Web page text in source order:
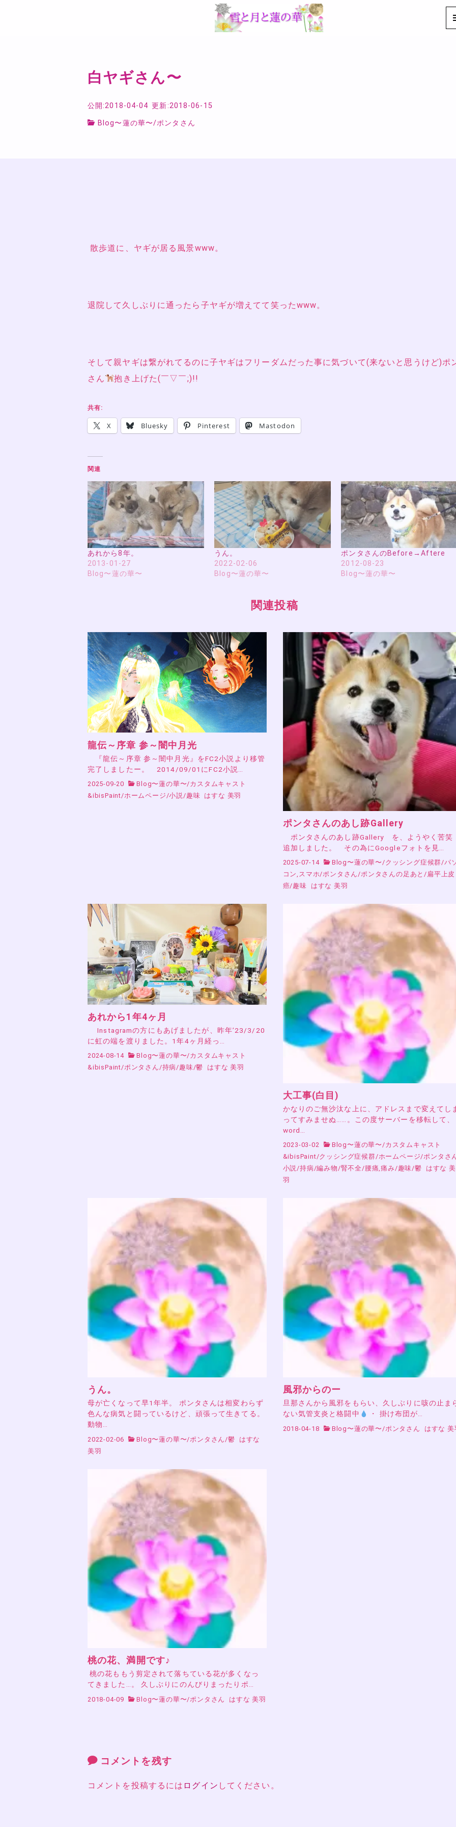
白ヤギさん〜
公開:2018-04-04 更新:2018-06-15
Blog〜蓮の華〜/ポンタさん
散歩道に、ヤギが居る風景www。
退院して久しぶりに通ったら子ヤギが増えてて笑ったwww。
そして親ヤギは繋がれてるのに子ヤギはフリーダムだった事に気づいて(来ないと思うけど)ポ
さん
抱き上げた(￣▽￣;)!!
共有:
X Bluesky Pinterest Mastodon
関連
あれから8年。
2013-01-27
Blog〜蓮の華〜
うん。
2022-02-06
Blog〜蓮の華〜
ポンタさんのBefore→Aftere
2012-08-23
Blog〜蓮の華〜
関連投稿
龍伝～序章 参～闇中月光
『龍伝～序章 参～闇中月光』をFC2小説より移管
完了しましたー。 2014/09/01にFC2小説…
2025-09-20 Blog〜蓮の華〜/カスタムキャスト
&ibisPaint/ホームページ/小説/趣味 はすな 美羽
ポンタさんのあし跡Gallery
ポンタさんのあし跡Gallery を、ようやく苦
追加しました。 その為にGoogleフォトを見…
2025-07-14 Blog〜蓮の華〜/クッシング症候群/パ
コン,スマホ/ポンタさん/ポンタさんの足あと/扁平上皮
癌/趣味 はすな 美羽
あれから1年4ヶ月
Instagramの方にもあげましたが、昨年’23/3/20
に虹の端を渡りました。1年4ヶ月経っ…
2024-08-14 Blog〜蓮の華〜/カスタムキャスト
&ibisPaint/ポンタさん/持病/趣味/鬱 はすな 美羽
大工事(白目)
かなりのご無沙汰な上に、アドレスまで変えてし
ってすみませぬ……。この度サーバーを移転して、
word…
2023-03-02 Blog〜蓮の華〜/カスタムキャスト
&ibisPaint/クッシング症候群/ホームページ/ポンタさ
小説/持病/編み物/腎不全/腰痛,痛み/趣味/鬱
はすな 美
羽
うん。
母が亡くなって早1年半。 ポンタさんは相変わらず
色んな病気と闘っているけど、頑張って生きてる。
動物…
2022-02-06 Blog〜蓮の華〜/ポンタさん /鬱
はすな
美羽
風邪からのー
旦那さんから風邪をもらい、久しぶりに咳の止ま
ない気管支炎と格闘中
・ 掛け布団が…
2018-04-18 Blog〜蓮の華〜 /ポンタさん はすな 美
桃の花、満開です♪
桃の花ももう剪定されて落ちている花が多くなっ
てきました…。 久しぶりにのんびりまったりポ…
2018-04-09 Blog〜蓮の華〜/ポンタさん はすな 美羽
コメントを残す
コメントを投稿するには ログイン してください。